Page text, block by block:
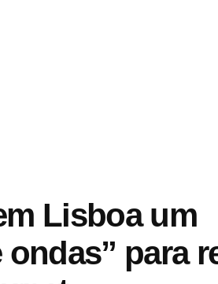
Lisboa um
para